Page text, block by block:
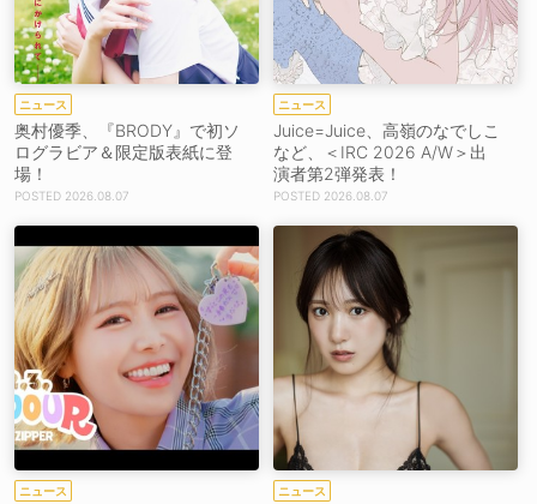
ニュース
奥村優季、『BRODY』で初ソ
ログラビア＆限定版表紙に登
場！
2026.08.07
ニュース
Juice=Juice、高嶺のなでしこ
など、＜IRC 2026 A/W＞出
演者第2弾発表！
2026.08.07
ニュース ニュース